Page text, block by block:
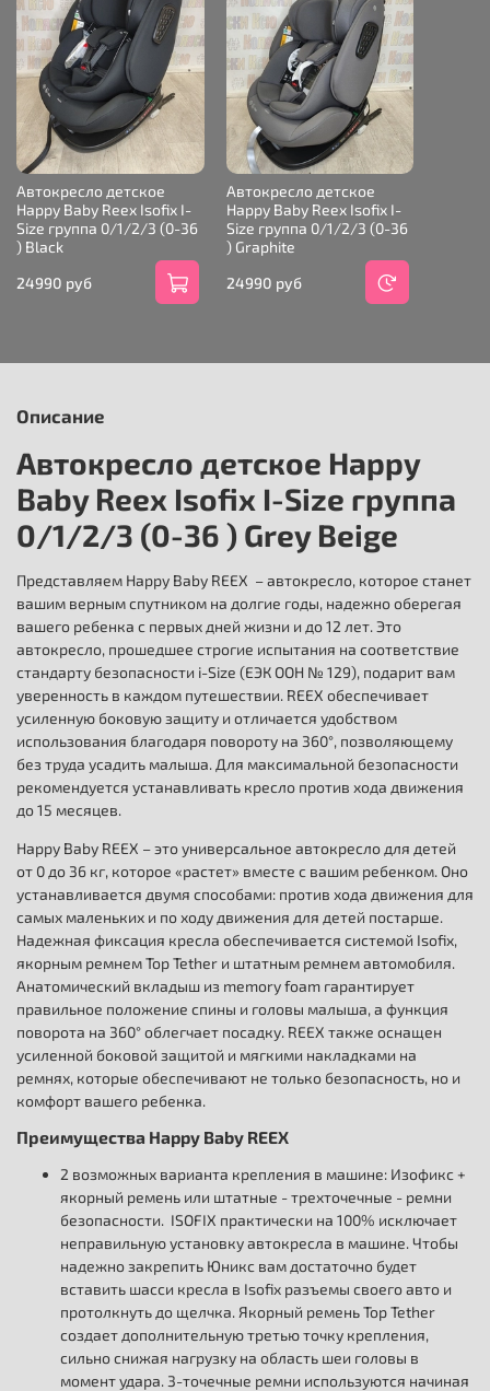
Автокресло детское
Happy Baby Reex Isofix I-
Size группа 0/1/2/3 (0-36
) Black
24990 руб
Автокресло детское
Happy Baby Reex Isofix I-
Size группа 0/1/2/3 (0-36
) Graphite
24990 руб
Описание
Автокресло детское Happy
Baby Reex Isofix I-Size группа
0/1/2/3 (0-36 ) Grey Beige
Представляем Happy Baby REEX – автокресло, которое станет
вашим верным спутником на долгие годы, надежно оберегая
вашего ребенка с первых дней жизни и до 12 лет. Это
автокресло, прошедшее строгие испытания на соответствие
стандарту безопасности i-Size (ЕЭК ООН № 129), подарит вам
уверенность в каждом путешествии. REEX обеспечивает
усиленную боковую защиту и отличается удобством
использования благодаря повороту на 360°, позволяющему
без труда усадить малыша. Для максимальной безопасности
рекомендуется устанавливать кресло против хода движения
до 15 месяцев.
Happy Baby REEX – это универсальное автокресло для детей
от 0 до 36 кг, которое «растет» вместе с вашим ребенком. Оно
устанавливается двумя способами: против хода движения для
самых маленьких и по ходу движения для детей постарше.
Надежная фиксация кресла обеспечивается системой Isofix,
якорным ремнем Top Tether и штатным ремнем автомобиля.
Анатомический вкладыш из memory foam гарантирует
правильное положение спины и головы малыша, а функция
поворота на 360° облегчает посадку. REEX также оснащен
усиленной боковой защитой и мягкими накладками на
ремнях, которые обеспечивают не только безопасность, но и
комфорт вашего ребенка.
Преимущества Happy Baby REEX
2 возможных варианта крепления в машине: Изофикс +
якорный ремень или штатные - трехточечные - ремни
безопасности. ISOFIX практически на 100% исключает
неправильную установку автокресла в машине. Чтобы
надежно закрепить Юникс вам достаточно будет
вставить шасси кресла в Isofix разъемы своего авто и
протолкнуть до щелчка. Якорный ремень Top Tether
создает дополнительную третью точку крепления,
сильно снижая нагрузку на область шеи головы в
момент удара. 3-точечные ремни используются начиная